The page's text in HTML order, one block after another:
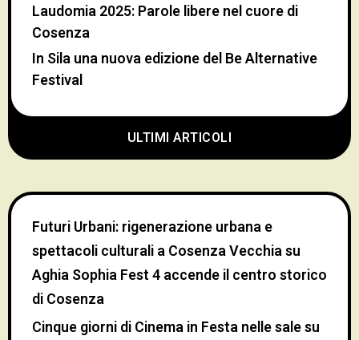
ULTIMI ARTICOLI
Laudomia 2025: Parole libere nel cuore di
Cosenza
In Sila una nuova edizione del Be Alternative
Festival
Futuri Urbani: rigenerazione urbana e
spettacoli culturali a Cosenza Vecchiasu
Aghia Sophia Fest 4 accende il centro storico
di Cosenza
Cinque giorni di Cinema in Festa nelle salesu